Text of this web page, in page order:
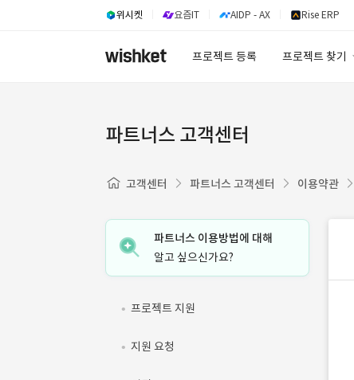
위시켓 요즘IT AIDP - AX Rise ERP
프로젝트 등록 프로젝트 찾기
파트너스 고객센터
고객센터 파트너스 고객센터 이용약관
파트너스 이용방법에 대해
알고 싶으신가요?
프로젝트 지원
지원 요청